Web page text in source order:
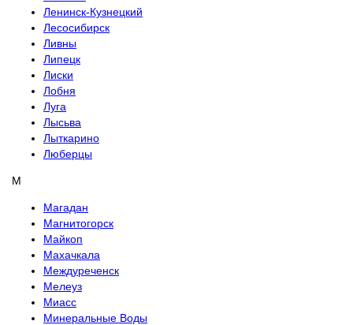
Ленинск-Кузнецкий
Лесосибирск
Ливны
Липецк
Лиски
Лобня
Луга
Лысьва
Лыткарино
Люберцы
М
Магадан
Магнитогорск
Майкоп
Махачкала
Междуреченск
Мелеуз
Миасс
Минеральные Воды